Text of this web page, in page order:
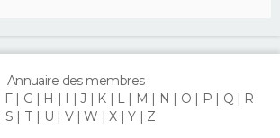
Annuaire des membres :
F G H I J K L M N O P Q
R
S
T U V W X Y Z